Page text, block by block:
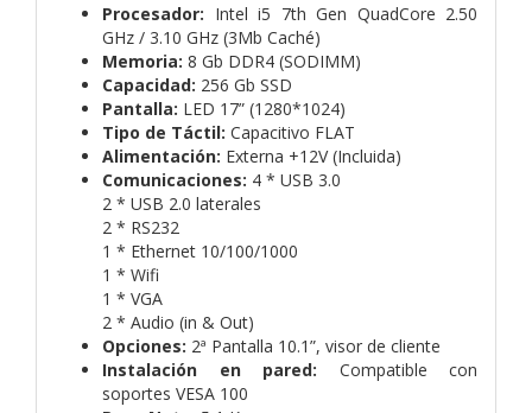
Procesador: Intel i5 7th Gen QuadCore 2.50
GHz / 3.10 GHz (3Mb Caché)
Memoria: 8 Gb DDR4 (SODIMM)
Capacidad: 256 Gb SSD
Pantalla: LED 17” (1280*1024)
Tipo de Táctil: Capacitivo FLAT
Alimentación: Externa +12V (Incluida)
Comunicaciones: 4 * USB 3.0
2 * USB 2.0 laterales
2 * RS232
1 * Ethernet 10/100/1000
1 * Wifi
1 * VGA
2 * Audio (in & Out)
Opciones: 2ª Pantalla 10.1”, visor de cliente
Instalación en pared: Compatible con
soportes VESA 100